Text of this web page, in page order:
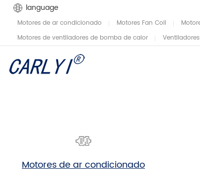
language
Motores de ar condicionado Motores Fan Coil
Motores de ventiladores de bomba de calor
Motores de ar condicionado
Motores de ventiladores de
Notícias da empresa
Motores de ar condicionado